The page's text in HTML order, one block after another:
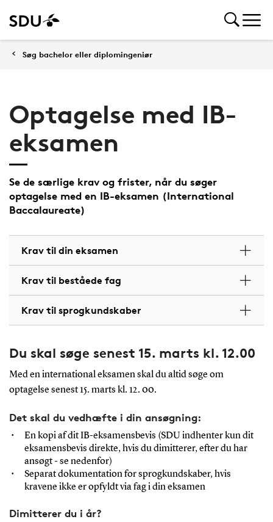
Søg bachelor eller diplomingeniør
Optagelse med IB-
eksamen
Se de særlige krav og frister, når du søger
optagelse med en IB-eksamen (International
Baccalaureate)
Krav til din eksamen
Krav til beståede fag
Krav til sprogkundskaber
Du skal søge senest 15. marts kl. 12.00
Med en international eksamen skal du altid søge om
optagelse senest 15. marts kl. 12. 00.
Det skal du vedhæfte i din ansøgning:
En kopi af dit IB-eksamensbevis (SDU indhenter kun dit
eksamensbevis direkte, hvis du dimitterer, efter du har
ansøgt - se nedenfor)
Separat dokumentation for sprogkundskaber, hvis
kravene ikke er opfyldt via fag i din eksamen
Dimitterer du i år?